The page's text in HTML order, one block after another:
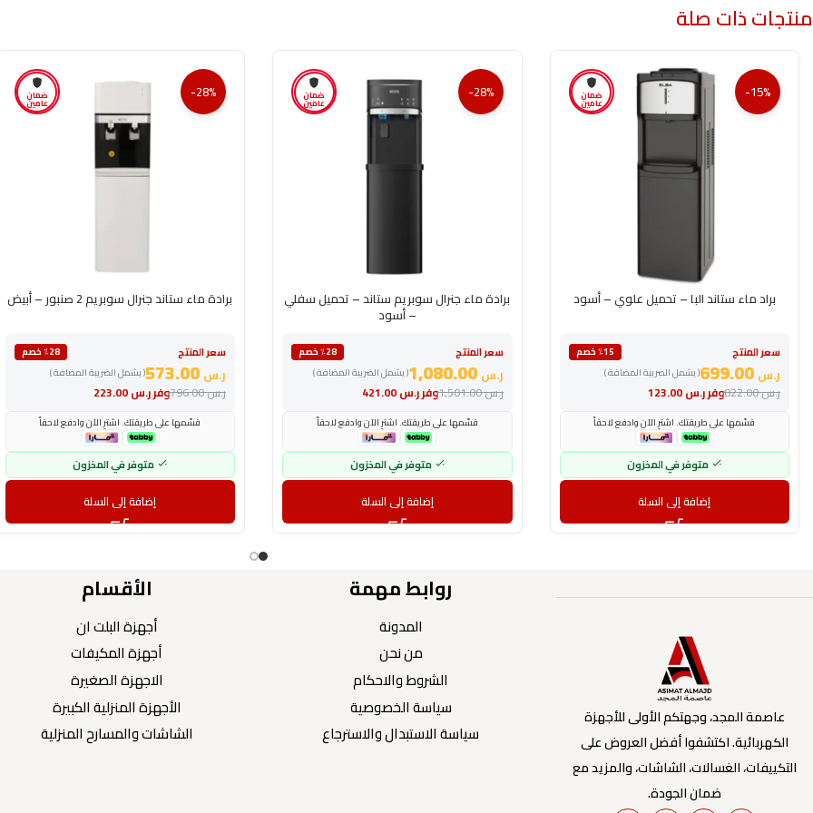
منتجات ذات صلة
ضمان
عامين
-15%
براد ماء ستاند البا – تحميل علوي – أسود
سعر المنتج
٪15 خصم
( يشمل الضريبة المضافة )
ر.س
وفرر.س ر.س822.00
قسّمها على طريقتك. اشترِ الآن وادفع لاحقاً
متوفر في المخزون
إضافة إلى السلة
ضمان
عامين
-28%
برادة ماء جنرال سوبريم ستاند – تحميل سفلي
– أسود
سعر المنتج
٪28 خصم
( يشمل الضريبة المضافة )
ر.س 1,080.00
وفرر.س421.00 ر.س1,501.00
قسّمها على طريقتك. اشترِ الآن وادفع لاحقاً
متوفر في المخزون
إضافة إلى السلة
ضمان
عامين
-28%
برادة ماء ستاند جنرال سوبريم 2 صنبور – أبيض
سعر المنتج
٪28 خصم
( يشمل الضريبة المضافة )
ر.س
وفرر.س ر.س796.00
قسّمها على طريقتك. اشترِ الآن وادفع لاحقاً
متوفر في المخزون
إضافة إلى السلة
عاصمة المجد، وجهتكم الأولى للأجهزة
الكهربائية. اكتشفوا أفضل العروض على
التكييفات، الغسالات، الشاشات، والمزيد مع
ضمان الجودة.
روابط مهمة
المدونة
من نحن
الشروط والاحكام
سياسة الخصوصية
سياسة الاستبدال والاسترجاع
الأقسام
أجهزة البلت ان
أجهزة المكيفات
الاجهزة الصغيرة
الأجهزة المنزلية الكبيرة
الشاشات والمسارح المنزلية